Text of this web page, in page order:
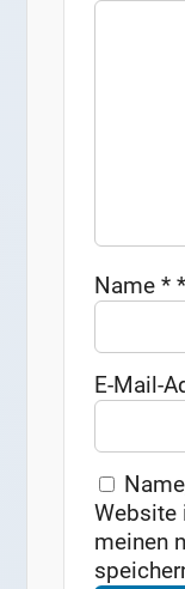
Name* *
E-Mail-
Website
meinen